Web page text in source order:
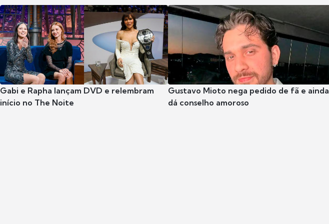
Gabi e Rapha lançam DVD e relembram
início no The Noite
Gustavo Mioto nega pedido de fã e ainda
dá conselho amoroso